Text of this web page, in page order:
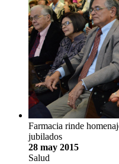
Farmacia rinde
jubilados
28 may 2015
Salud